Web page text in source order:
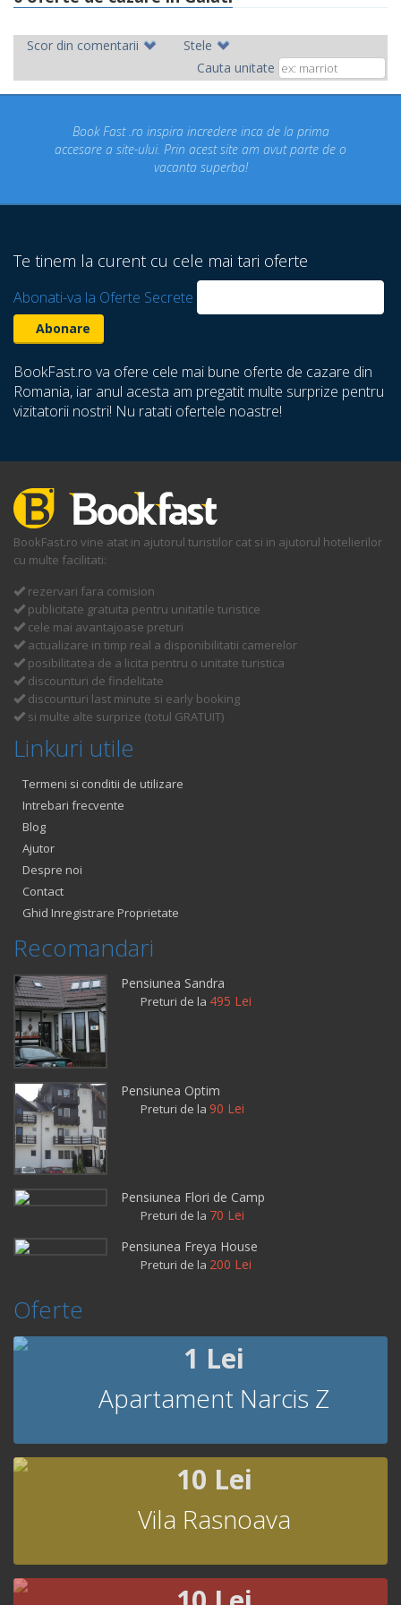
Scor din comentarii
Stele
Cauta unitate
Book Fast .ro inspira incredere inca de la prima
accesare a site-ului. Prin acest site am avut parte de o
vacanta superba!
Te tinem la curent cu cele mai tari oferte
Abonati-va la Oferte Secrete
BookFast.ro va ofere cele mai bune oferte de cazare din
Romania, iar anul acesta am pregatit multe surprize pentru
vizitatorii nostri! Nu ratati ofertele noastre!
BookFast.ro vine atat in ajutorul turistilor cat si in ajutorul hotelierilor
cu multe facilitati:
rezervari fara comision
publicitate gratuita pentru unitatile turistice
cele mai avantajoase preturi
actualizare in timp real a disponibilitatii camerelor
posibilitatea de a licita pentru o unitate turistica
discounturi de findelitate
discounturi last minute si early booking
si multe alte surprize (totul GRATUIT)
Linkuri utile
Termeni si conditii de utilizare
Intrebari frecvente
Blog
Ajutor
Despre noi
Contact
Ghid Inregistrare Proprietate
Recomandari
Pensiunea Sandra
Preturi de la 495 Lei
Pensiunea Optim
Preturi de la 90 Lei
Pensiunea Flori de Camp
Preturi de la 70 Lei
Pensiunea Freya House
Preturi de la 200 Lei
Oferte
1 Lei
Apartament Narcis Z
10 Lei
Vila Rasnoava